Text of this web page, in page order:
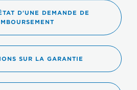
D'UNE DEMANDE DE
SUR LA GARANTIE